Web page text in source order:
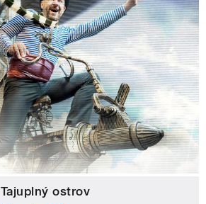
Tajuplný ostrov